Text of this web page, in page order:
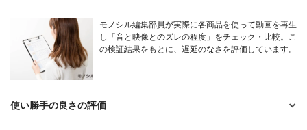
モノシル編集部員が実際に各商品を使って動画を再生
し「音と映像とのズレの程度」をチェック・比較。こ
の検証結果をもとに、遅延のなさを評価しています。
使い勝手の良さの評価